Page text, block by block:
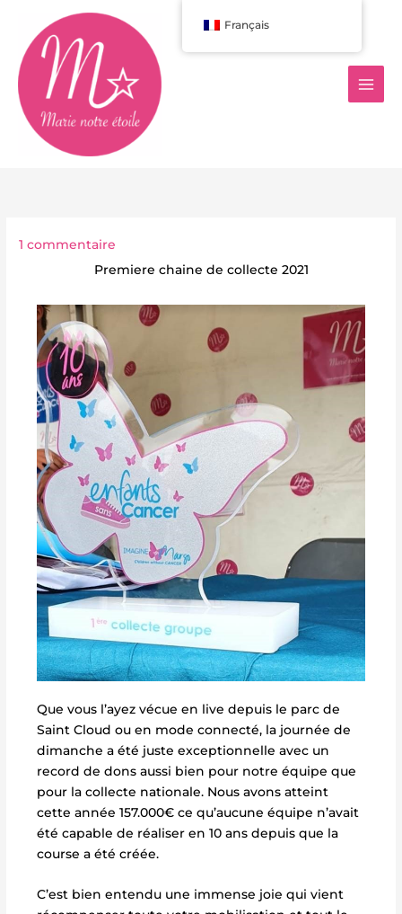
contenu
1 commentaire
Premiere chaine de collecte 2021
Que vous l’ayez vécue en live depuis le parc de
Saint Cloud ou en mode connecté, la journée de
dimanche a été juste exceptionnelle avec un
record de dons aussi bien pour notre équipe que
pour la collecte nationale. Nous avons atteint
cette année 157.000€ce qu’aucune équipe n’avait
été capable de réaliser en 10 ans depuis que la
course a été créée.
C’est bien entendu une immense joie qui vient
Français